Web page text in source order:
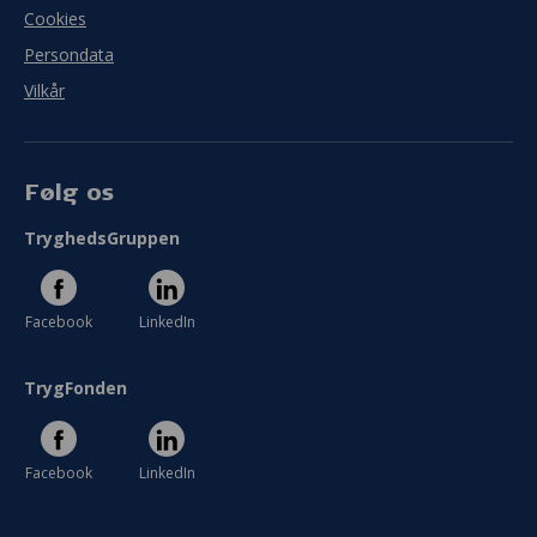
Cookies
Persondata
Vilkår
Følg os
TryghedsGruppen
Facebook LinkedIn
TrygFonden
Facebook LinkedIn